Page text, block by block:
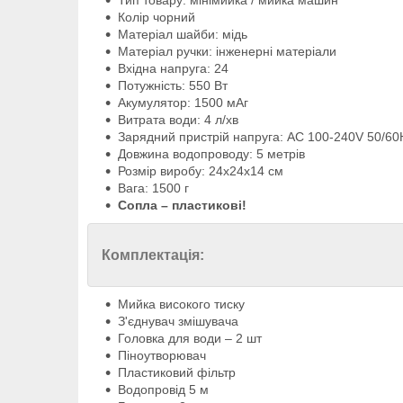
Колір чорний
Матеріал шайби: мідь
Матеріал ручки: інженерні матеріали
Вхідна напруга: 24
Потужність: 550 Вт
Акумулятор: 1500 мАг
Витрата води: 4 л/хв
Зарядний пристрій напруга: AC 100-240V 50/
Довжина водопроводу: 5 метрів
Розмір виробу: 24х24х14 см
Вага: 1500 г
Сопла – пластикові!
Комплектація:
Мийка високого тиску
З'єднувач змішувача
Головка для води – 2 шт
Піноутворювач
Пластиковий фільтр
Водопровід 5 м